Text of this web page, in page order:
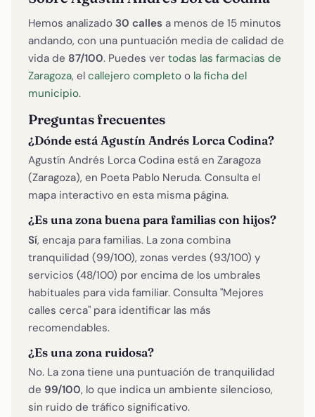
Hemos analizado 30 calles a menos de 15 minutos
andando, con una puntuación media de calidad de
vida de 87/100. Puedes ver todas las farmacias de
Zaragoza, el callejero completo o la ficha del
municipio.
Preguntas frecuentes
¿Dónde está Agustín Andrés Lorca Codina?
Agustín Andrés Lorca Codina está en Zaragoza
(Zaragoza), en Poeta Pablo Neruda. Consulta el
mapa interactivo en esta misma página.
¿Es una zona buena para familias con hijos?
Sí, encaja para familias. La zona combina
tranquilidad (99/100), zonas verdes (93/100) y
servicios (48/100) por encima de los umbrales
habituales para vida familiar. Consulta "Mejores
calles cerca" para identificar las más
recomendables.
¿Es una zona ruidosa?
No. La zona tiene una puntuación de tranquilidad
de 99/100, lo que indica un ambiente silencioso,
sin ruido de tráfico significativo.